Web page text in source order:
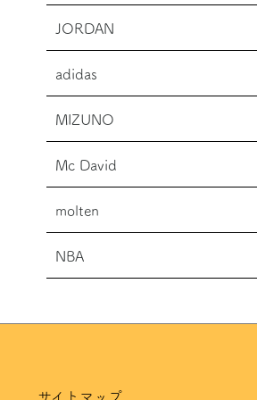
JORDAN
adidas
MIZUNO
Mc David
molten
NBA
サイトマップ